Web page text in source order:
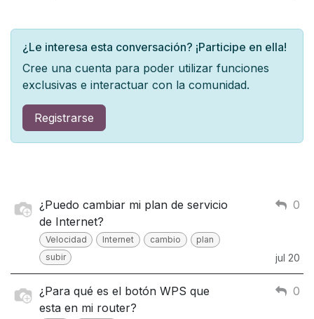
¿Le interesa esta conversación? ¡Participe en ella!
Cree una cuenta para poder utilizar funciones
exclusivas e interactuar con la comunidad.
Registrarse
¿Puedo cambiar mi plan de servicio
de Internet?
Velocidad Internet cambio
plan
subir
0
jul 20
¿Para qué es el botón WPS que
esta en mi router?
0